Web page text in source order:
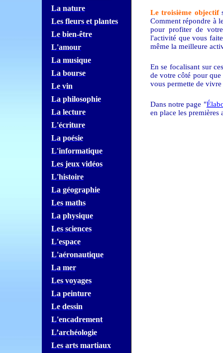
La nature
Les fleurs et plantes
Le bien-être
L'amour
La musique
La bourse
Le vin
La philosophie
La lecture
L'écriture
La poésie
L'informatique
Les jeux vidéos
L'histoire
La géographie
Les maths
La physique
Les sciences
L'espace
L'aéronautique
La mer
Les voyages
La peinture
Le dessin
L'encadrement
L’archéologie
Les arts martiaux
Le troisième objectif
Comment répondre à
pour profiter de
l'activité que vous
même la meilleure
En se focalisant sur
de votre côté pour
vous permette de
Dans notre page "
en place les premières